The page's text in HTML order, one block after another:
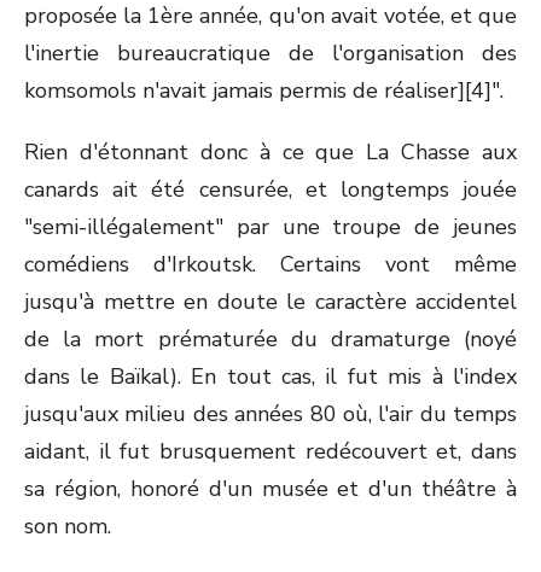
proposée la 1ère année, qu'on avait votée, et que
l'inertie bureaucratique de l'organisation des
komsomols n'avait jamais permis de réaliser][4]".
Rien d'étonnant donc à ce que La Chasse aux
canards ait été censurée, et longtemps jouée
"semi-illégalement" par une troupe de jeunes
comédiens d'Irkoutsk. Certains vont même
jusqu'à mettre en doute le caractère accidentel
de la mort prématurée du dramaturge (noyé
dans le Baïkal). En tout cas, il fut mis à l'index
jusqu'aux milieu des années 80 où, l'air du temps
aidant, il fut brusquement redécouvert et, dans
sa région, honoré d'un musée et d'un théâtre à
son nom.